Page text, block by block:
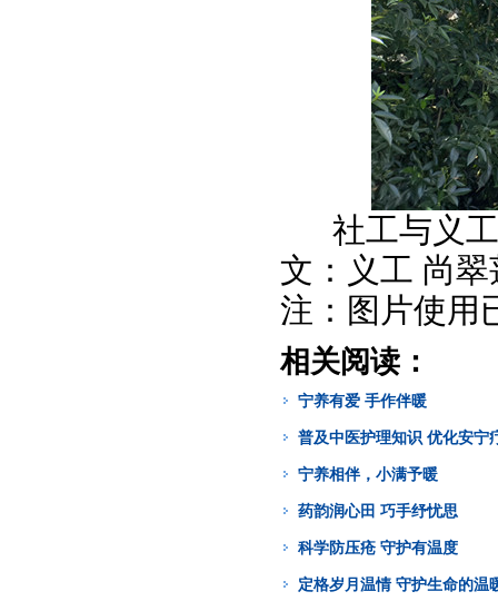
社工与义
文：义工 尚翠
注：图片使用
相关阅读：
宁养有爱 手作伴暖
普及中医护理知识 优化安宁
宁养相伴，小满予暖
药韵润心田 巧手纾忧思
科学防压疮 守护有温度
定格岁月温情 守护生命的